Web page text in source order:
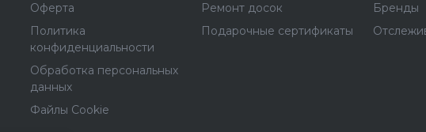
Оферта
Политика
конфиденциальности
Обработка персональных
данных
Файлы Cookie
Ремонт досок
Подарочные сертификаты
Бренды